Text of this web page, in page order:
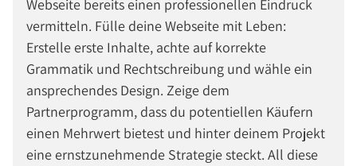
Webseite bereits einen professionellen Eindruck
vermitteln. Fülle deine Webseite mit Leben:
Erstelle erste Inhalte, achte auf korrekte
Grammatik und Rechtschreibung und wähle ein
ansprechendes Design. Zeige dem
Partnerprogramm, dass du potentiellen Käufern
einen Mehrwert bietest und hinter deinem Projekt
eine ernstzunehmende Strategie steckt. All diese